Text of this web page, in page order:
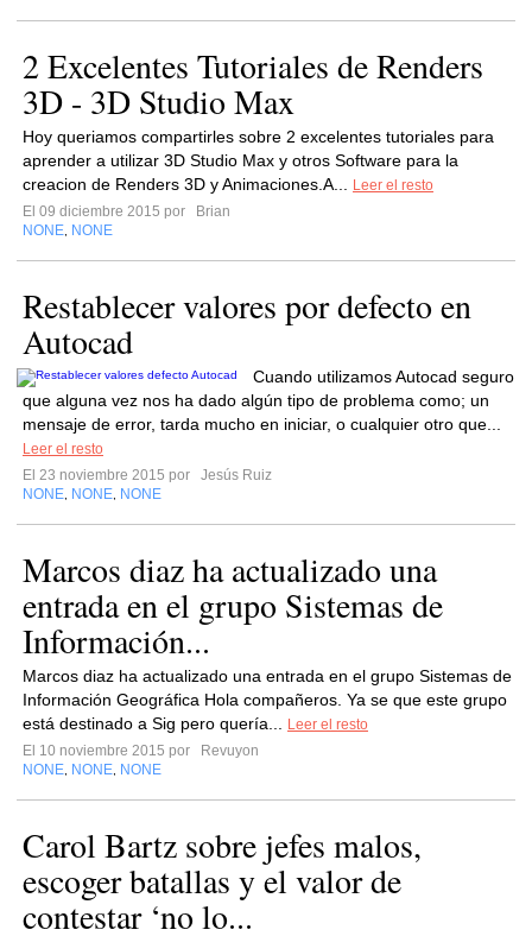
2 Excelentes Tutoriales de Renders
3D - 3D Studio Max
Hoy queriamos compartirles sobre 2 excelentes tutoriales para
aprender a utilizar 3D Studio Max y otros Software para la
creacion de Renders 3D y Animaciones.A...
Leer el resto
El 09 diciembre 2015 por
Brian
NONE NONE
Restablecer valores por defecto en
Autocad
Cuando utilizamos Autocad seguro
que alguna vez nos ha dado algún tipo de problema como; un
mensaje de error, tarda mucho en iniciar, o cualquier otro que...
Leer el resto
El 23 noviembre 2015 por
Jesús Ruiz
NONE NONE NONE
Marcos diaz ha actualizado una
entrada en el grupo Sistemas de
Información...
Marcos diaz ha actualizado una entrada en el grupo Sistemas de
Información Geográfica Hola compañeros. Ya se que este grupo
está destinado a Sig pero quería...
Leer el resto
El 10 noviembre 2015 por
Revuyon
NONE NONE NONE
Carol Bartz sobre jefes malos,
escoger batallas y el valor de
contestar ‘no lo...